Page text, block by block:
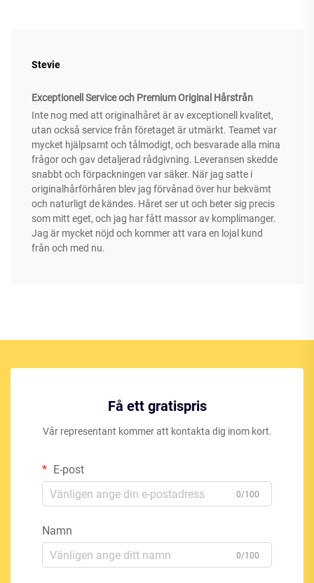
Stevie
Exceptionell Service och Premium Original Hårstrån
Inte nog med att originalhåret är av exceptionell kvalitet,
utan också service från företaget är utmärkt. Teamet var
mycket hjälpsamt och tålmodigt, och besvarade alla mina
frågor och gav detaljerad rådgivning. Leveransen skedde
snabbt och förpackningen var säker. När jag satte i
originalhårförhåren blev jag förvånad över hur bekvämt
och naturligt de kändes. Håret ser ut och beter sig precis
som mitt eget, och jag har fått massor av komplimanger.
Jag är mycket nöjd och kommer att vara en lojal kund
från och med nu.
Få ett gratispris
Vår representant kommer att kontakta dig inom kort.
E-post
0/100
Namn
0/100